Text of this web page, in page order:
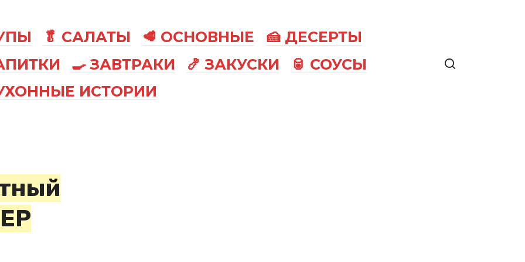
🥬 САЛАТЫ 🥩 ОСНОВНЫЕ
🍰 ДЕСЕРТЫ
🍳 ЗАВТРАКИ 🍤 ЗАКУСКИ
🥫 СОУСЫ
ИСТОРИИ